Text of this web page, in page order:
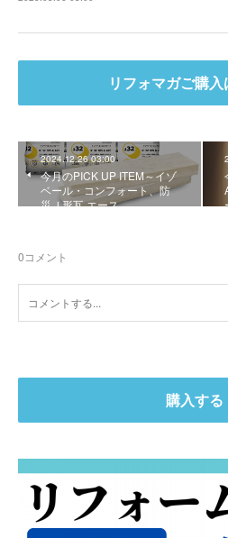
リフォマガご購入
2024.12.26 03:00
今月のPICK UP ITEM～イゾ
ベール・コンフォート、防
災Ｊ形瓦 エース
0コメント
購入する